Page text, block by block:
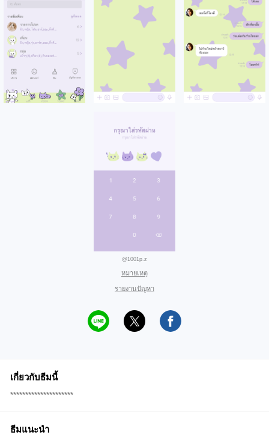
@1001p.z
หมายเหตุ
รายงานปัญหา
เกี่ยวกับธีมนี้
*********************
ธีมแนะนำ